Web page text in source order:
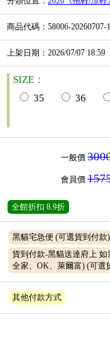
商品代碼 ：58006-20260707-
上架日期 ：2026/07/07 18:59
SIZE：
35
36
一般價
會員價
全館折扣 8.9折
黑貓宅急便 (可選貨到付款)
貨到付款-黑貓送達府上 如
全家、OK、萊爾富) (可選
其他付款方式